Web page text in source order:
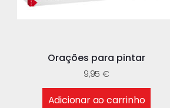
Orações para pintar
9,95€
Adicionar ao carrinho